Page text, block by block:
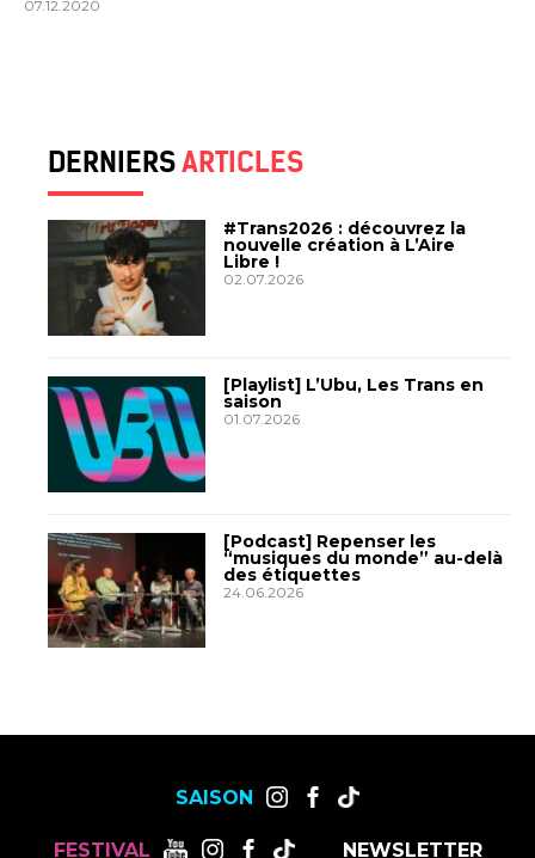
07.12.2020
DERNIERSARTICLES
#Trans2026 : découvrez la
nouvelle création à L’Aire
Libre !
02.07.2026
[Playlist] L’Ubu, Les Trans en
saison
01.07.2026
[Podcast] Repenser les
“musiques du monde” au-delà
des étiquettes
24.06.2026
SAISON
FESTIVAL NEWSLETTER